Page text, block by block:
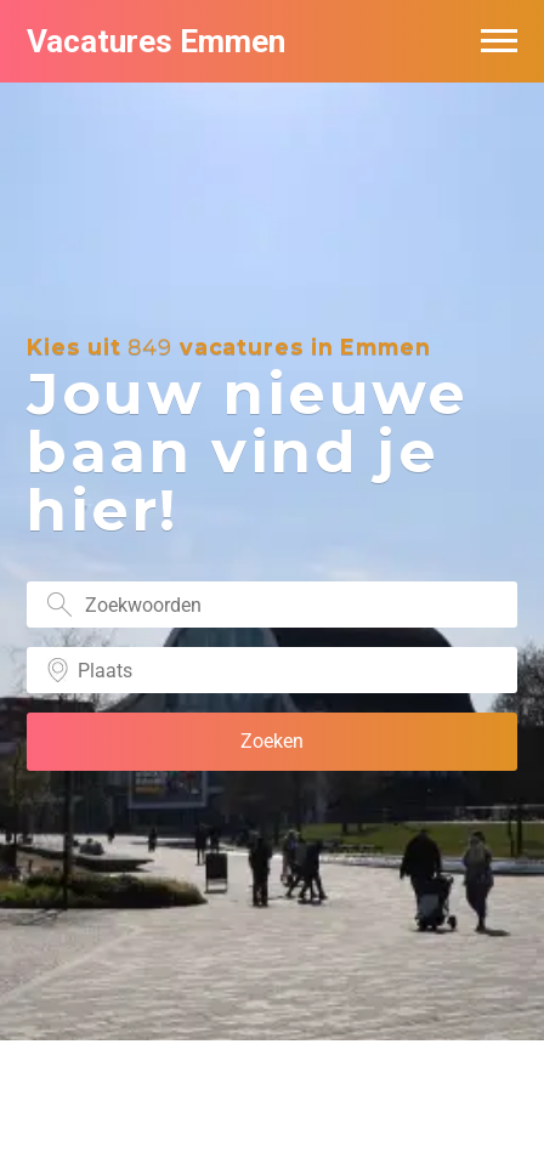
Vacatures Emmen
Kies uit 849 vacatures in Emmen
Jouw nieuwe
baan vind je
hier!
Vacatures per bedrijf